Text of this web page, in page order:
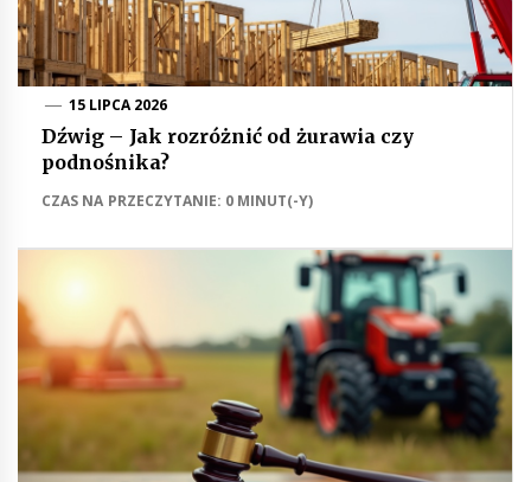
15 LIPCA 2026
Dźwig – Jak rozróżnić od żurawia czy
podnośnika?
CZAS NA PRZECZYTANIE: 0 MINUT(-Y)